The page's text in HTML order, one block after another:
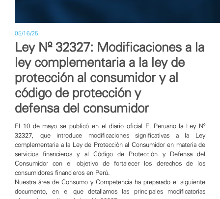
05/16/25
Ley Nº 32327: Modificaciones a la
ley complementaria a la ley de
protección al consumidor y al
código de protección y
defensa del consumidor
El 10 de mayo se publicó en el diario oficial El Peruano la Ley Nº
32327, que introduce modificaciones significativas a la Ley
complementaria a la Ley de Protección al Consumidor en materia de
servicios financieros y al Código de Protección y Defensa del
Consumidor con el objetivo de fortalecer los derechos de los
consumidores financieros en Perú.
Nuestra área de Consumo y Competencia ha preparado el siguiente
documento, en el que detallamos las principales modificatorias